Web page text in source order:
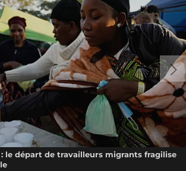
le départ de travailleurs migrants fragilise